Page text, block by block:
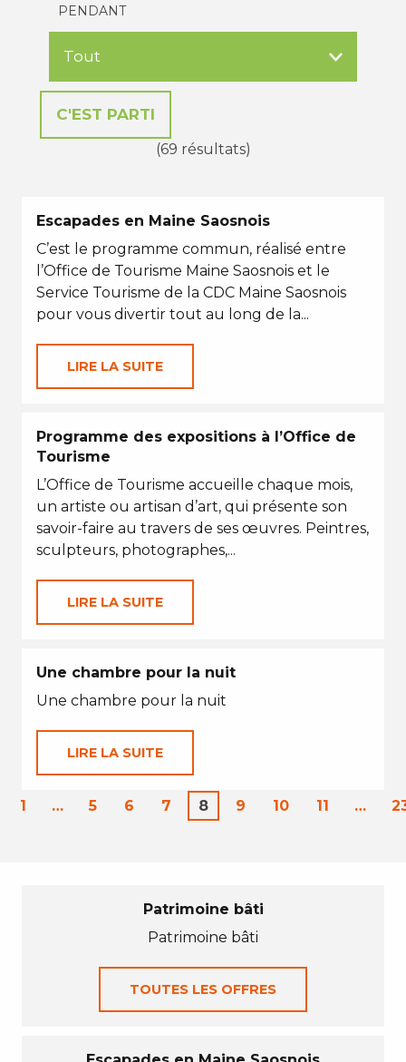
PENDANT
(69 résultats)
Escapades en Maine Saosnois
C’est le programme commun, réalisé entre
l’Office de Tourisme Maine Saosnois et le
Service Tourisme de la CDC Maine Saosnois
pour vous divertir tout au long de la...
LIRE LA SUITE
Programme des expositions à l’Office de
Tourisme
L’Office de Tourisme accueille chaque mois,
un artiste ou artisan d’art, qui présente son
savoir-faire au travers de ses œuvres. Peintres,
sculpteurs, photographes,...
LIRE LA SUITE
Une chambre pour la nuit
Une chambre pour la nuit
LIRE LA SUITE
1 … 5 6 7 8 9 10 11 …
Patrimoine bâti
Patrimoine bâti
TOUTES LES OFFRES